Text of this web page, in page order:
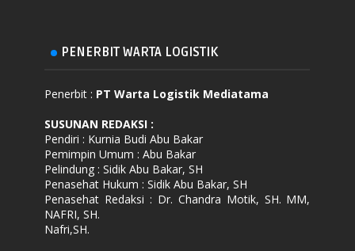
PENERBIT WARTA LOGISTIK
Penerbit : PT Warta Logistik Mediatama
SUSUNAN REDAKSI :
Pendiri : Kurnia Budi Abu Bakar
Pemimpin Umum : Abu Bakar
Pelindung : Sidik Abu Bakar, SH
Penasehat Hukum : Sidik Abu Bakar, SH
Penasehat Redaksi : Dr. Chandra Motik, SH. MM,
NAFRI, SH.
Nafri,SH.